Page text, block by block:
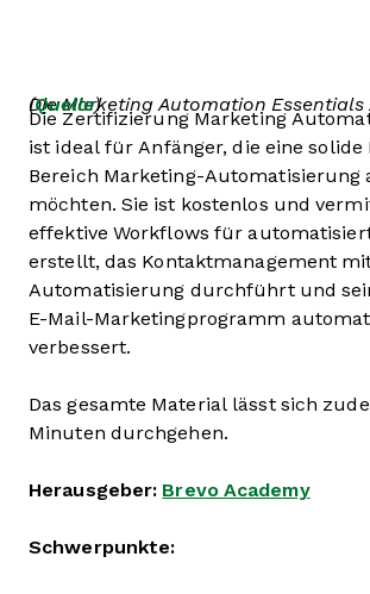
Die Marketing Automation Essentials Zertifizierung (Quelle)
Die Zertifizierung Marketing
ist ideal für Anfänger, die eine solide
Bereich Marketing-Automatisierung
möchten. Sie ist kostenlos und
effektive Workflows für
erstellt, das Kontaktmanagement
Automatisierung durchführt und
E-Mail-Marketingprogramm
verbessert.
Das gesamte Material lässt sich
Minuten durchgehen.
Herausgeber: Brevo Academy
Schwerpunkte: